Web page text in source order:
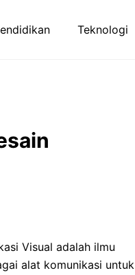
Teknologi
Visual adalah ilmu
alat komunikasi untuk